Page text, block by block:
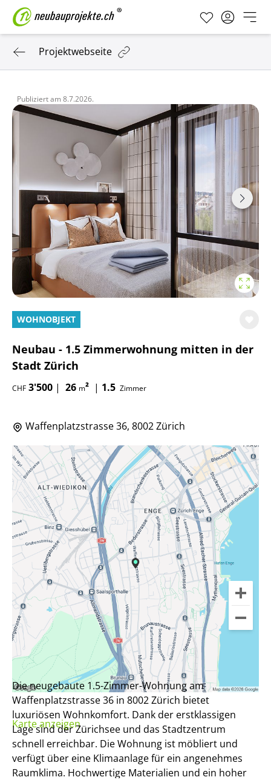
Projektwebseite
Publiziert am 8.7.2026.
WOHNOBJEKT
Neubau - 1.5 Zimmerwohnung mitten in der
Stadt Zürich
CHF 3'500 | 26 m² | 1.5 Zimmer
Waffenplatzstrasse 36, 8002 Zürich
Karte anzeigen
Die neugebaute 1.5-Zimmer-Wohnung am
Waffenplatzstrasse 36 in 8002 Zürich bietet
luxuriösen Wohnkomfort. Dank der erstklassigen
Lage sind der Zürichsee und das Stadtzentrum
schnell erreichbar. Die Wohnung ist möbliert und
verfügt über eine Klimaanlage für ein angenehmes
Raumklima. Hochwertige Materialien und ein hoher